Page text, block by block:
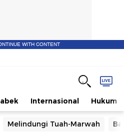
WITH CONTENT
Internasional Hukum
Melindungi Tuah-Marwah